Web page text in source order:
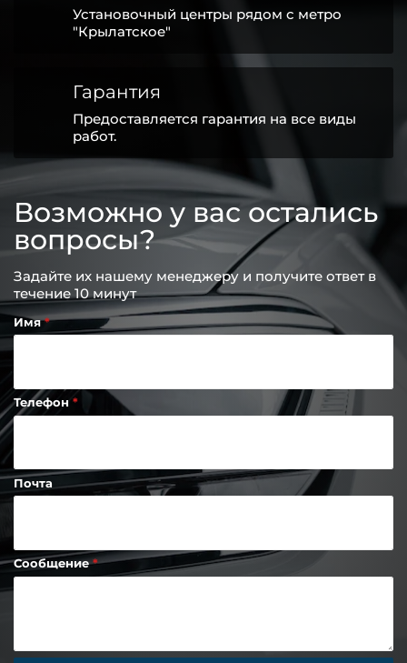
Установочный центры рядом с метро
"Крылатское"
Гарантия
Предоставляется гарантия на все виды
работ.
Возможно у вас остались
вопросы?
Задайте их нашему менеджеру и получите ответ в
течение 10 минут
Имя
Телефон
Почта
Сообщение